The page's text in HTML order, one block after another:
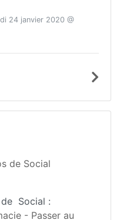
24 janvier 2020 @
de Social
Social :
- Passer au